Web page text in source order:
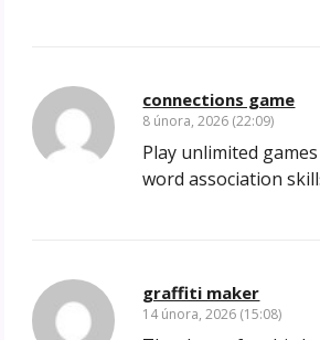
connections game
8 února, 2026 (22:09)
Play unlimited
word association
graffiti maker
14 února, 2026 (15:08)